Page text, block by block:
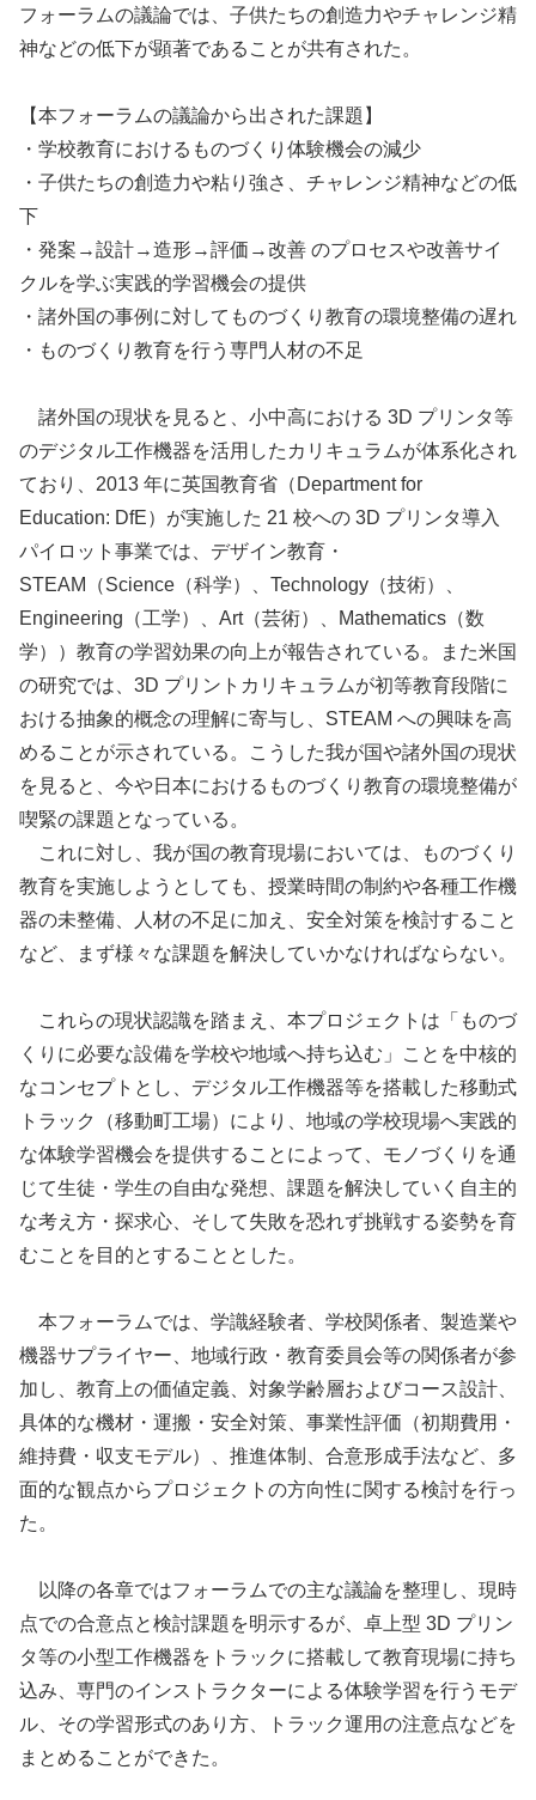
フォーラムの議論では、子供たちの創造力やチャレンジ精
神などの低下が顕著であることが共有された。
【本フォーラムの議論から出された課題】
・学校教育におけるものづくり体験機会の減少
・子供たちの創造力や粘り強さ、チャレンジ精神などの低
下
・発案→設計→造形→評価→改善 のプロセスや改善サイ
クルを学ぶ実践的学習機会の提供
・諸外国の事例に対してものづくり教育の環境整備の遅れ
・ものづくり教育を行う専門人材の不足
諸外国の現状を見ると、小中高における 3D プリンタ等
のデジタル工作機器を活用したカリキュラムが体系化され
ており、2013 年に英国教育省（Department for
Education: DfE）が実施した 21 校への 3D プリンタ導入
パイロット事業では、デザイン教育・
STEAM（Science（科学）、Technology（技術）、
Engineering（工学）、Art（芸術）、Mathematics（数
学））教育の学習効果の向上が報告されている。また米国
の研究では、3D プリントカリキュラムが初等教育段階に
おける抽象的概念の理解に寄与し、STEAM への興味を高
めることが示されている。こうした我が国や諸外国の現状
を見ると、今や日本におけるものづくり教育の環境整備が
喫緊の課題となっている。
これに対し、我が国の教育現場においては、ものづくり
教育を実施しようとしても、授業時間の制約や各種工作機
器の未整備、人材の不足に加え、安全対策を検討すること
など、まず様々な課題を解決していかなければならない。
これらの現状認識を踏まえ、本プロジェクトは「ものづ
くりに必要な設備を学校や地域へ持ち込む」ことを中核的
なコンセプトとし、デジタル工作機器等を搭載した移動式
トラック（移動町工場）により、地域の学校現場へ実践的
な体験学習機会を提供することによって、モノづくりを通
じて生徒・学生の自由な発想、課題を解決していく自主的
な考え方・探求心、そして失敗を恐れず挑戦する姿勢を育
むことを目的とすることとした。
本フォーラムでは、学識経験者、学校関係者、製造業や
機器サプライヤー、地域行政・教育委員会等の関係者が参
加し、教育上の価値定義、対象学齢層およびコース設計、
具体的な機材・運搬・安全対策、事業性評価（初期費用・
維持費・収支モデル）、推進体制、合意形成手法など、多
面的な観点からプロジェクトの方向性に関する検討を行っ
た。
以降の各章ではフォーラムでの主な議論を整理し、現時
点での合意点と検討課題を明示するが、卓上型 3D プリン
タ等の小型工作機器をトラックに搭載して教育現場に持ち
込み、専門のインストラクターによる体験学習を行うモデ
ル、その学習形式のあり方、トラック運用の注意点などを
まとめることができた。